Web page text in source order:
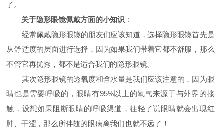
了。
关于隐形眼镜佩戴方面的小知识 ：
经常佩戴隐形眼镜的朋友们应该知道，选择隐形眼镜首先是
从舒适度的层面进行选择，因为如果我们带着它都不舒服，那么
不管它再优秀，都不是适合我们的隐形眼镜。
其次隐形眼镜的透氧度和含水量是我们应该注意的，因为眼
睛也是需要呼吸的，眼睛有95%以上的氧气来源于与外界的接
触，设想如果阻断眼睛的呼吸渠道，往轻了说眼睛就会出现红
肿、干涩，那么所伴随的眼病离我们也就不远了！